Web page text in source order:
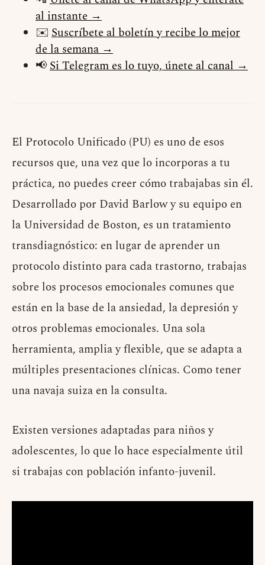
al instante →
✉️ Suscríbete al boletín y recibe lo mejor
de la semana →
📢Si Telegram es lo tuyo, únete al canal →
El Protocolo Unificado (PU) es uno de esos
recursos que, una vez que lo incorporas a tu
práctica, no puedes creer cómo trabajabas sin él.
Desarrollado por David Barlow y su equipo en
la Universidad de Boston, es un tratamiento
transdiagnóstico: en lugar de aprender un
protocolo distinto para cada trastorno, trabajas
sobre los procesos emocionales comunes que
están en la base de la ansiedad, la depresión y
otros problemas emocionales. Una sola
herramienta, amplia y flexible, que se adapta a
múltiples presentaciones clínicas. Como tener
una navaja suiza en la consulta.
Existen versiones adaptadas para niños y
adolescentes, lo que lo hace especialmente útil
si trabajas con población infanto-juvenil.